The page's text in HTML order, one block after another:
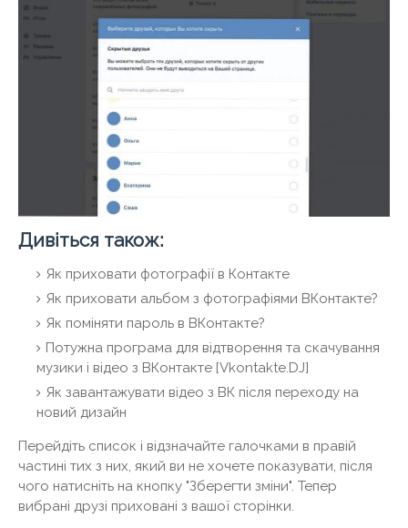
Дивіться також:
Як приховати фотографії в Контакте
Як приховати альбом з фотографіями ВКонтакте?
Як поміняти пароль в ВКонтакте?
Потужна програма для відтворення та скачування
музики і відео з ВКонтакте [Vkontakte.DJ]
Як завантажувати відео з ВК після переходу на
новий дизайн
Перейдіть список і відзначайте галочками в правій
частині тих з них, який ви не хочете показувати, після
чого натисніть на кнопку "Зберегти зміни". Тепер
вибрані друзі приховані з вашої сторінки.